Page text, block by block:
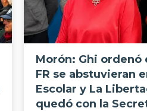
Morón: Ghi ordenó
FR se abstuvieran
Escolar y La
quedó con la